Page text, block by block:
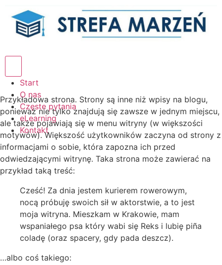
Start
O nas
Częste pytania
eLearning
Kontakt
Przykładowa strona. Strony są inne niż wpisy na blogu,
ponieważ nie tylko znajdują się zawsze w jednym miejscu,
ale także pojawiają się w menu witryny (w większości
motywów). Większość użytkowników zaczyna od strony z
informacjami o sobie, która zapozna ich przed
odwiedzającymi witrynę. Taka strona może zawierać na
przykład taką treść:
Cześć! Za dnia jestem kurierem rowerowym,
nocą próbuję swoich sił w aktorstwie, a to jest
moja witryna. Mieszkam w Krakowie, mam
wspaniałego psa który wabi się Reks i lubię piña
coladę (oraz spacery, gdy pada deszcz).
…albo coś takiego: